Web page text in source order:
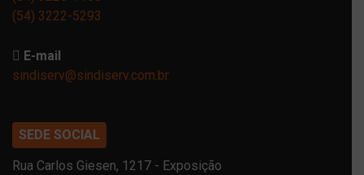
(54) 3222-5293
E-mail
sindiserv@sindiserv.com.br
SEDE SOCIAL
Rua Carlos Giesen, 1217 - Exposição